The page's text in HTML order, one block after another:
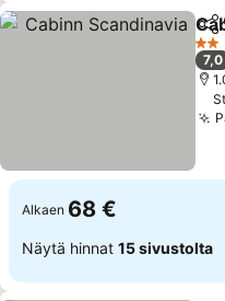
Jaa
2
7,0
Alkaen 68 €
Näytä hinnat 15 sivustolta